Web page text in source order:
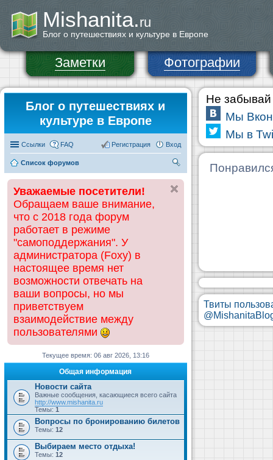
Mishanita.ru
Блог о путешествиях и культуре в Европе
Заметки Фотографии
Блог о путешествиях и
культуре в Европе
Ссылки FAQ Вход
Регистрация
Список форумов
ск
Уважаемые посетители!
Обращаем ваше внимание,
что с 2018 года форум
работает в режиме
"самоподдержания". У
администратора (Foxy) в
настоящее время нет
возможности отвечать на
ваши вопросы, но мы
приветствуем
взаимодействие между
пользователями
Текущее время: 06 авг 2026, 13:16
Общая информация
Новости сайта
Важные сообщения, касающиеся всего сайта
http://www.mishanita.ru
Темы: 1
Вопросы по бронированию билетов
Темы: 12
Выбираем место отдыха!
Темы: 12
Не забывай
Мы
Мы в
Твиты